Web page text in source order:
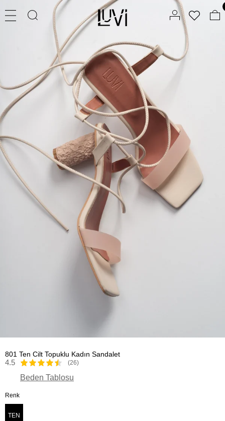
801 Ten Cilt Topuklu Kadın Sandalet
4.5 (26)
Beden Tablosu
Renk
TEN